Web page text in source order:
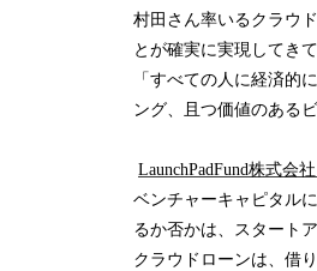
村田さん率いるクラウ
とが確実に実現してき
「すべての人に経済的
ング、且つ価値のある
LaunchPadFund株式会
ベンチャーキャピタル
るか否かは、スタート
クラウドローンは、借